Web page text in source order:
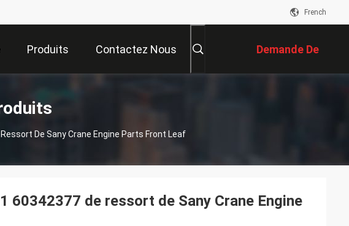
French
Produits Contactez Nous Demande De
Soumission
De Sany Crane Engine Parts Front Leaf
60342377 de ressort de Sany Crane Engine